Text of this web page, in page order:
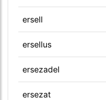
ersell
ersellus
ersezadel
ersezat